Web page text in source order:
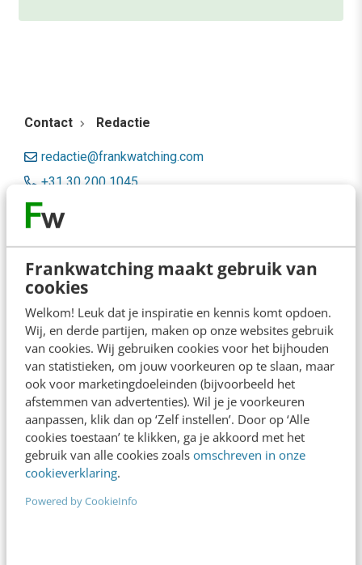
Frankwatching maakt gebruik van
cookies
Welkom! Leuk dat je inspiratie en kennis komt opdoen.
Wij, en derde partijen, maken op onze websites gebruik
van cookies. Wij gebruiken cookies voor het bijhouden
van statistieken, om jouw voorkeuren op te slaan, maar
ook voor marketingdoeleinden (bijvoorbeeld het
afstemmen van advertenties). Wil je je voorkeuren
aanpassen, klik dan op ‘Zelf instellen’. Door op ‘Alle
cookies toestaan’ te klikken, ga je akkoord met het
gebruik van alle cookies zoals omschreven in onze
cookieverklaring.
Powered by CookieInfo
Contact Redactie
redactie@frankwatching.com
+31 30 200 1045
Tarieven
Meer contactopties
Frankwatching
Adverteren
Contact
Nieuwsbrieven
Over ons
Ons team
Werken bij
Whitepapers